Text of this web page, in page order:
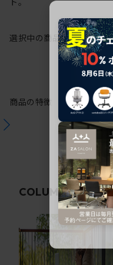
選択中の商品情報保証注
商品の特徴
COLUMN関連コラ